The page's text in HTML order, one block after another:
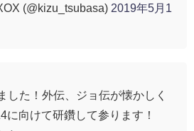
(@kizu_tsubasa) 2019年5月1
した！外伝、ジョ伝が懐かしく
に向けて研鑽して参ります！